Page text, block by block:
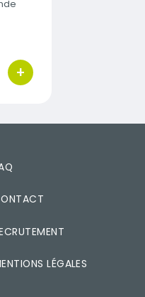
+
bouton d'actions
LÉGALES